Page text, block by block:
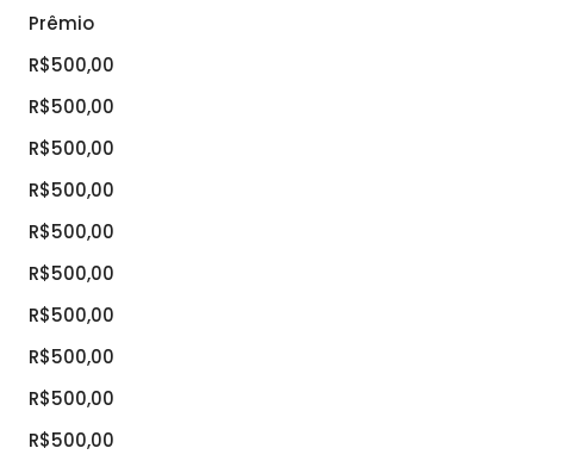
Prêmio
R$500,00
R$500,00
R$500,00
R$500,00
R$500,00
R$500,00
R$500,00
R$500,00
R$500,00
R$500,00